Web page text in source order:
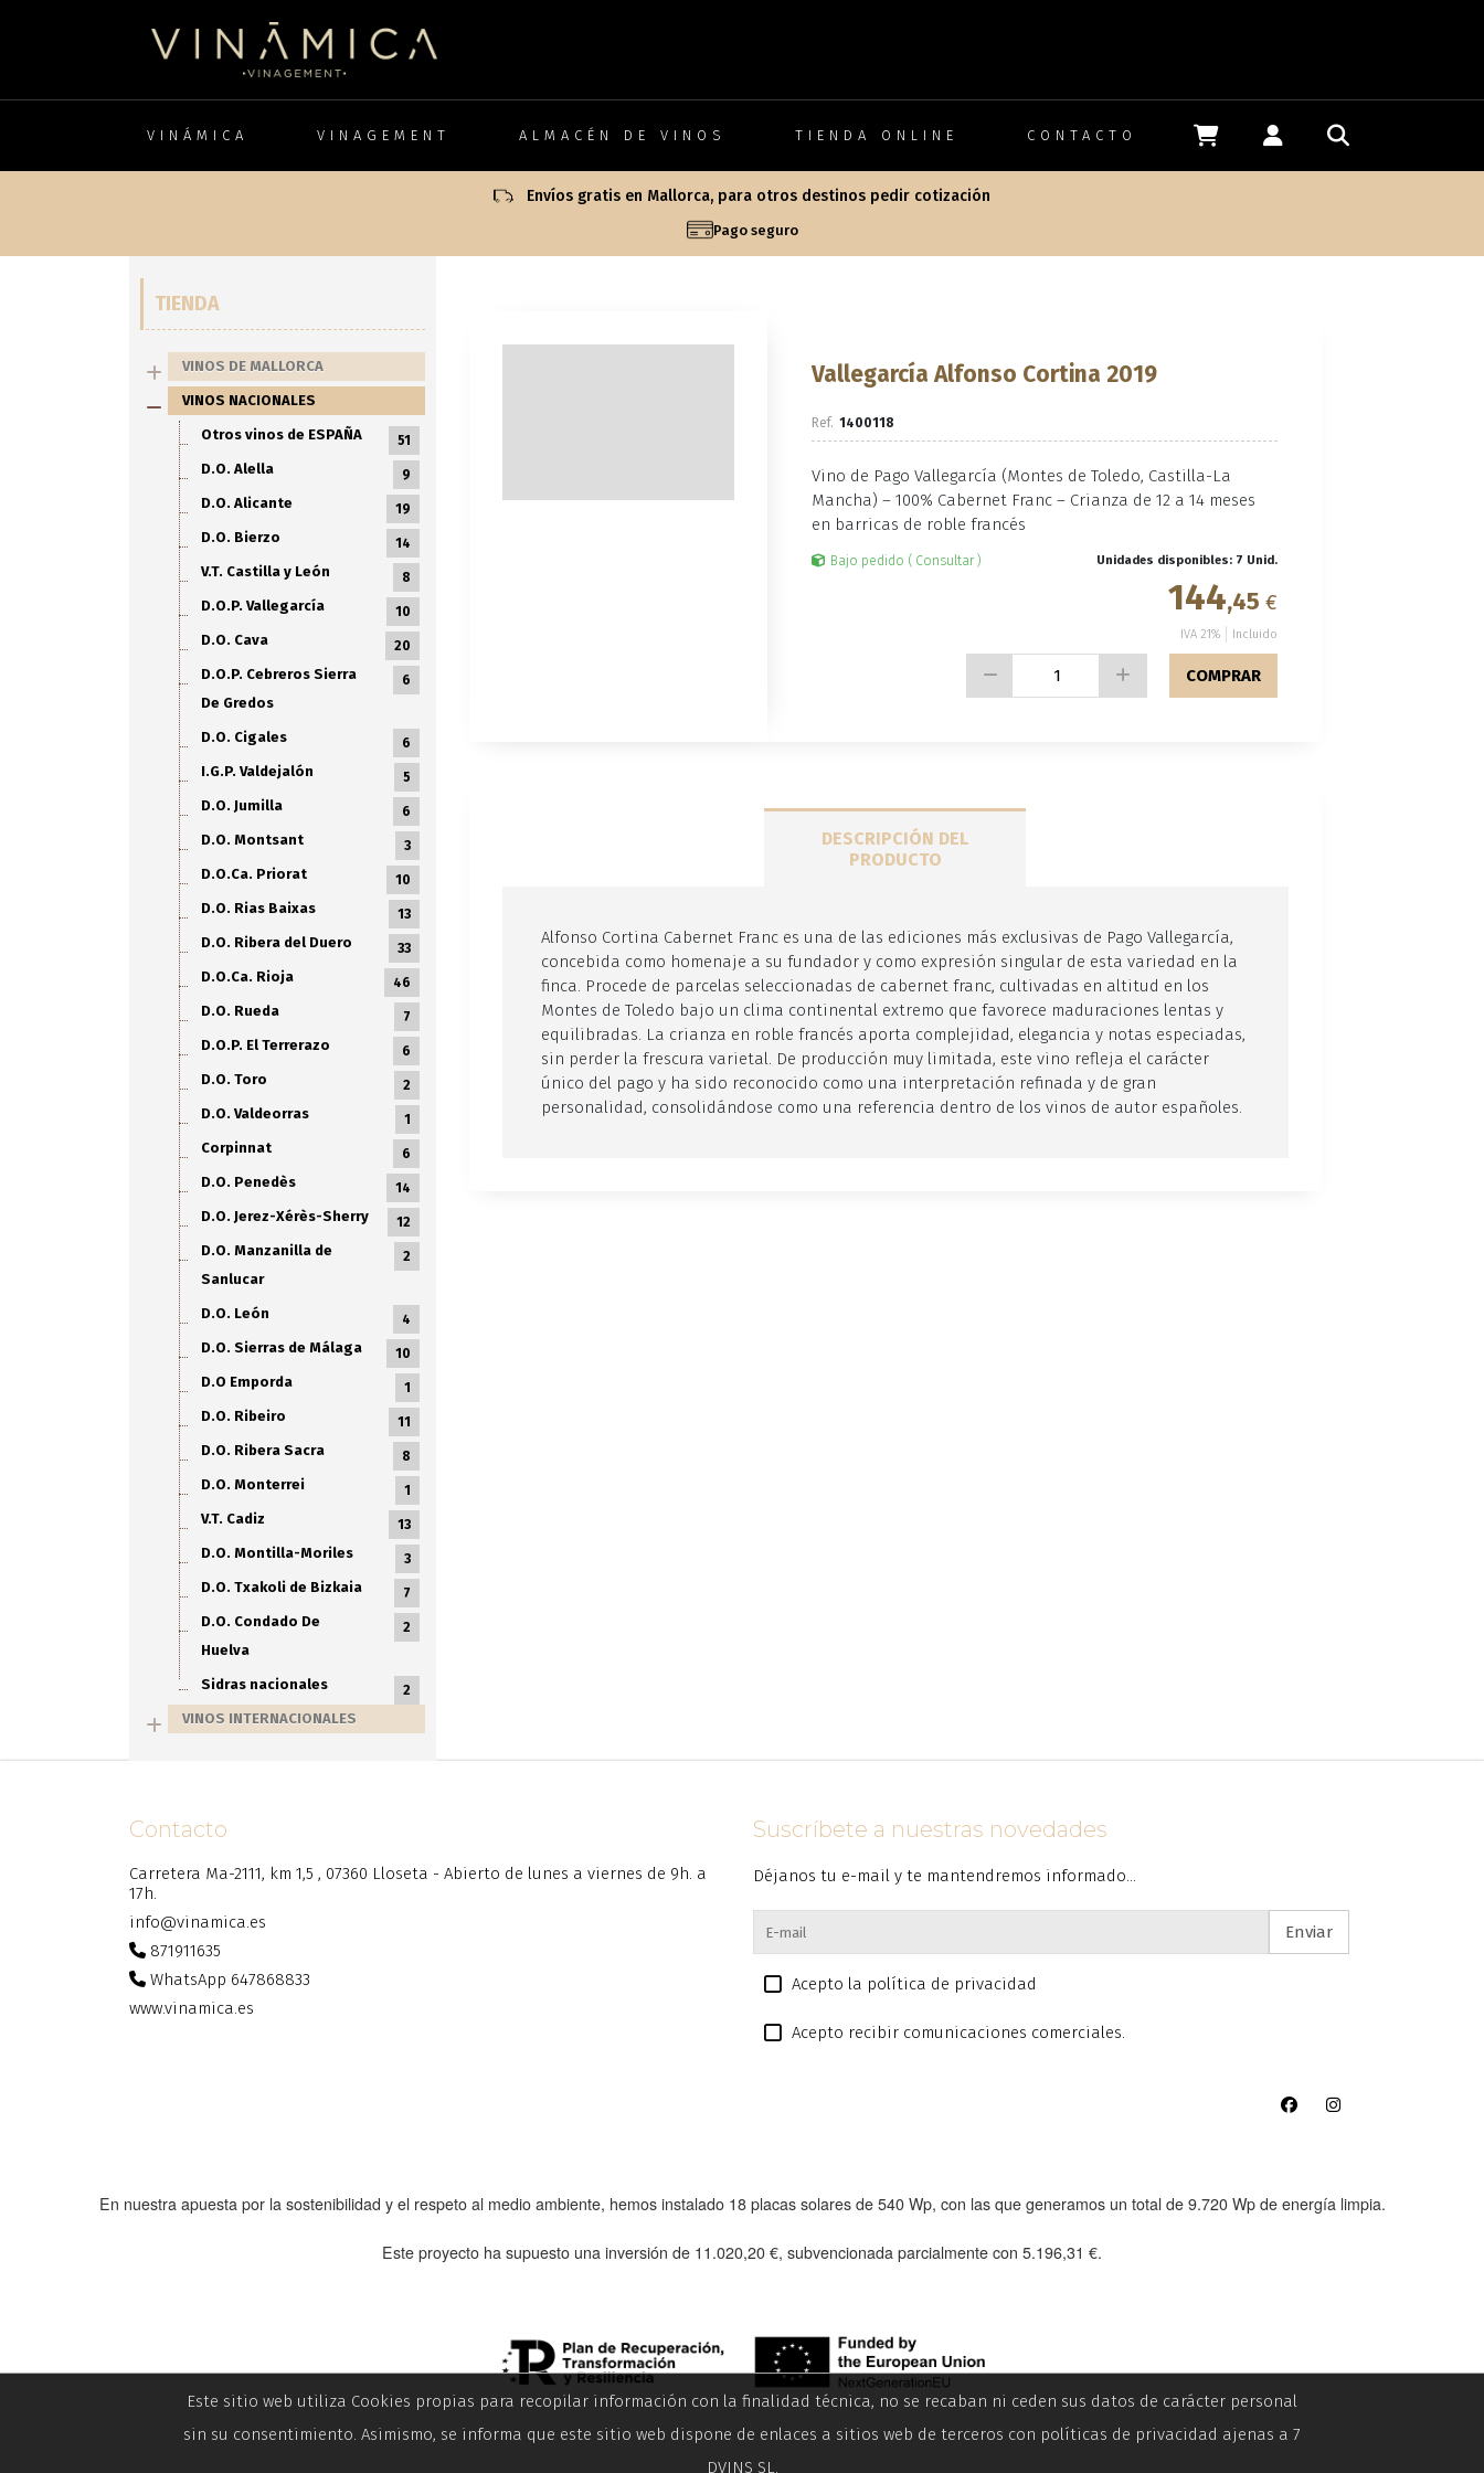
VINÁMICA VINAGEMENT ALMACÉN DE VINOS TIENDA ONLINE CONTACTO
Envíos gratis en Mallorca, para otros destinos pedir cotización
Pago seguro
TIENDA
VINOS DE MALLORCA
VINOS NACIONALES
Otros vinos de ESPAÑA 51
D.O. Alella 9
D.O. Alicante 19
D.O. Bierzo 14
V.T. Castilla y León 8
D.O.P. Vallegarcía 10
D.O. Cava 20
D.O.P. Cebreros Sierra
De Gredos
6
D.O. Cigales 6
I.G.P. Valdejalón 5
D.O. Jumilla 6
D.O. Montsant 3
D.O.Ca. Priorat 10
D.O. Rias Baixas 13
D.O. Ribera del Duero 33
D.O.Ca. Rioja 46
D.O. Rueda 7
D.O.P. El Terrerazo 6
D.O. Toro 2
D.O. Valdeorras 1
Corpinnat 6
D.O. Penedès 14
D.O. Jerez-Xérès-Sherry 12
D.O. Manzanilla de
Sanlucar
2
D.O. León 4
D.O. Sierras de Málaga 10
D.O Emporda 1
D.O. Ribeiro 11
D.O. Ribera Sacra 8
D.O. Monterrei 1
V.T. Cadiz 13
D.O. Montilla-Moriles 3
D.O. Txakoli de Bizkaia 7
D.O. Condado De
Huelva
2
Sidras nacionales 2
VINOS INTERNACIONALES
Vallegarcía Alfonso Cortina 2019
1400118
Vino de Pago Vallegarcía (Montes de Toledo, Castilla-La
Mancha) – 100% Cabernet Franc – Crianza de 12 a 14 meses
en barricas de roble francés
Bajo pedido ( Consultar ) Unidades disponibles: 7 Unid.
144,45 €
IVA 21% Incluido
COMPRAR
DESCRIPCIÓN DEL
PRODUCTO
Alfonso Cortina Cabernet Franc es una de las ediciones más exclusivas de Pago Vallegarcía,
concebida como homenaje a su fundador y como expresión singular de esta variedad en la
finca. Procede de parcelas seleccionadas de cabernet franc, cultivadas en altitud en los
Montes de Toledo bajo un clima continental extremo que favorece maduraciones lentas y
equilibradas. La crianza en roble francés aporta complejidad, elegancia y notas especiadas,
sin perder la frescura varietal. De producción muy limitada, este vino refleja el carácter
único del pago y ha sido reconocido como una interpretación refinada y de gran
personalidad, consolidándose como una referencia dentro de los vinos de autor españoles.
Contacto
Carretera Ma-2111, km 1,5 , 07360 Lloseta - Abierto de lunes a viernes de 9h. a
17h.
info@vinamica.es
871911635
WhatsApp 647868833
www.vinamica.es
Suscríbete a nuestras novedades
Déjanos tu e-mail y te mantendremos informado...
Enviar
Acepto la política de privacidad
Acepto recibir comunicaciones comerciales.
En nuestra apuesta por la sostenibilidad y el respeto al medio ambiente, hemos instalado 18 placas solares de 540 Wp, con las que generamos un total de 9.720 Wpde energía limpia.
Este proyecto ha supuesto una inversión de 11.020,20 €, subvencionada parcialmente con 5.196,31 €.
Este sitio web utiliza Cookies propias para recopilar información con la finalidad técnica, no se recaban ni ceden sus datos de carácter personal
sin su consentimiento. Asimismo, se informa que este sitio web dispone de enlaces a sitios web de terceros con políticas de privacidad ajenas a 7
DVINS SL.